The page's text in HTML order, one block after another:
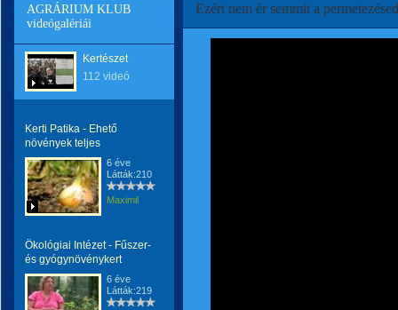
AGRÁRIUM KLUB
videógalériái
Kertészet
112 videó
Kerti Patika - Ehető
növények teljes
6 éve
Látták:210
Maximil
Ökológiai Intézet - Fűszer-
és gyógynövénykert
6 éve
Látták:219
Ezért nem ér semmit a permetezésed